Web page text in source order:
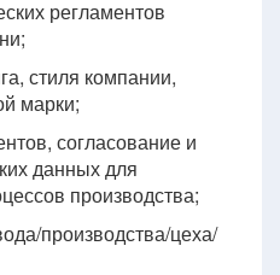
регламентов
стиля компании,
марки;
согласование и
данных для
производства;
производства/цеха/